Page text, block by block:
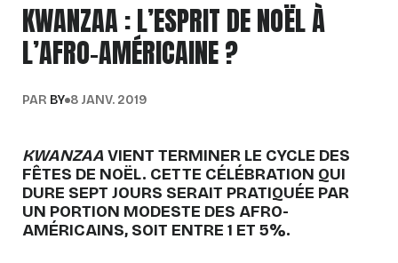
KWANZAA : L’ESPRIT DE NOËL À
L’AFRO-AMÉRICAINE ?
PAR BY 8 JANV. 2019
KWANZAAVIENT TERMINER LE CYCLE DES
FÊTES DE NOËL. CETTE CÉLÉBRATION QUI
DURE SEPT JOURS SERAIT PRATIQUÉE PAR
UN PORTION MODESTE DES AFRO-
AMÉRICAINS, SOIT ENTRE 1 ET 5%.